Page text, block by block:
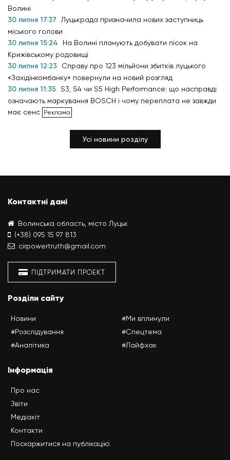
Волині
30 липня 17:37
Луцькрада призначила нових заступниць
міського голови
30 липня 15:24
На Волині планують добувати пісок на
Крижівському родовищі
30 липня 12:23
Справу про 123 мільйони збитків луцького
«Західінкомбанку» повернули на новий розгляд
30 липня 11:35 S3, S4 чи S5 High Performance: що насправді
означають маркування BOSCH і чому переплата не завжди
має сенс
Усі новини розділу
Контактні дані
Волинська область, місто Луцьк
(+38) 095 15 97 813
cirpowertruth@gmail.com
ПІДТРИМАТИ ПРОЕКТ
Розділи сайту
Новини
#Розслідування
#Аналітика
#Ми вплинули
#Спецтема
#Лайфхак
Інформація
Про нас
Звіти
Медіакіт
Контакти
Поскаржитися на публікацію